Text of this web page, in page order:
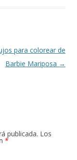
para colorear de
Barbie Mariposa →
publicada. Los
*